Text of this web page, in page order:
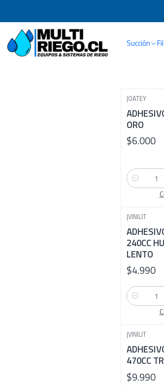
Succión
|OATEY
ORO
$6.000
Cantidad
|VINILIT
240CC
LENTO
$4.990
Cantidad
|VINILIT
470CC
$9.990